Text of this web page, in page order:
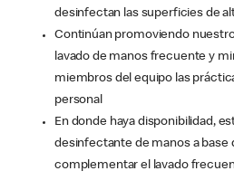
desinfectan las superficies de
Continúan promoviendo
lavado de manos frecuente y
miembros del equipo las
personal
En donde haya disponibilidad,
desinfectante de manos a base
complementar el lavado